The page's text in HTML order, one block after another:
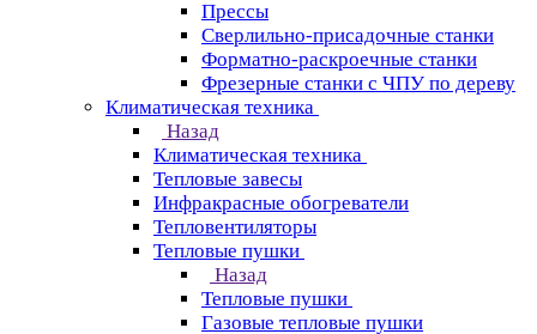
Прессы
Сверлильно-присадочные станки
Форматно-раскроечные станки
Фрезерные станки с ЧПУ по дереву
Климатическая техника
Назад
Климатическая техника
Тепловые завесы
Инфракрасные обогреватели
Тепловентиляторы
Тепловые пушки
Назад
Тепловые пушки
Газовые тепловые пушки